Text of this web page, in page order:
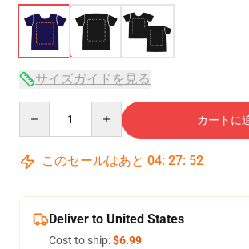
サイズガイドを見る
カートに
このセールはあと 04: 27: 51
Deliver to United States
Cost to ship:$6.99